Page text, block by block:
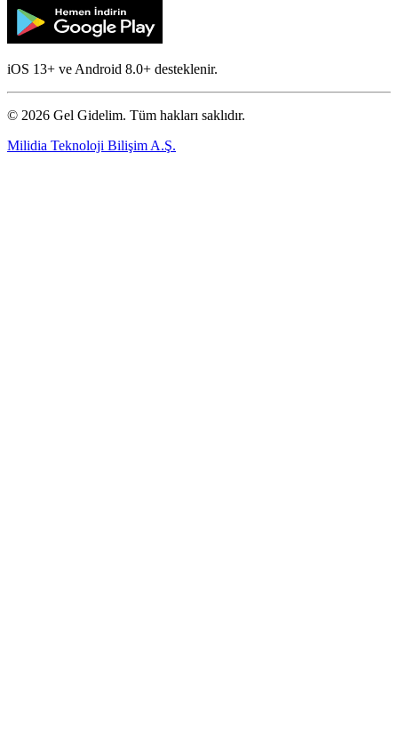
iOS 13+ ve Android 8.0+ desteklenir.
© 2026 Gel Gidelim. Tüm hakları saklıdır.
Milidia Teknoloji Bilişim A.Ş.